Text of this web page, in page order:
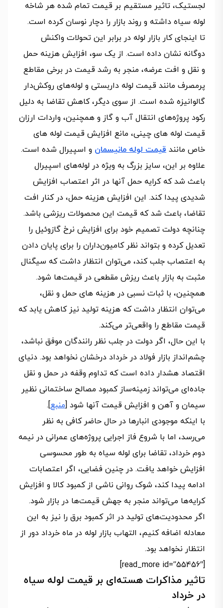
لجستیک، تاثیر مستقیم بر قیمت تمام شده هر شاخه
لوله سیاه داشته و روند بازار را دچار نوسان کرده است.
تا اینجای کار بازار لوله در برابر این تحولات واکنش
دوگانه نشان داده است. از یک سو، افزایش هزینه حمل
و نقل و افت عرضه، منجر به رشد قیمت در برخی مقاطع
پرمصرف مانند قیمت لوله داربستی و لوله‌های روکش‌دار
گالوانیزه شده است. از سوی دیگر، کاهش تقاضا به دلیل
رکود پروژه‌های انتقال آب و گاز و همچنین، واردات ارزان
قیمت لوله های چینی، مانع افزایش قیمت لوله های
خاص مانند قیمت لوله مانیسمان و اسپیرال شده است.
علاوه بر این، سایز بزرگ به ویژه در لوله‌های اسپیرال
باعث شد که کرایه حمل آنها در اثر اعتصاب افزایش
شدیدی پیدا کند. این افزایش هزینه حمل، در کنار افت
تقاضا، باعث شد که قیمت این محصولات ریزشی باشد.
چنانچه دولت تصمیم خود برای افزایش نرخ گازوئیل را
تعدیل کرده و بتواند نظر کامیون‌داران را برای پایان دادن
به اعتصاب جلب کند، می‌توان انتظار داشت که سیگنال
مثبت به بازار باعث ریزش مقطعی در قیمت‌ها شود.
همچنین، با ثبات نسبی در هزینه های حمل و نقل،
می‌توان انتظار داشت که هزینه تولید نیز کاهش یابد که
قیمت مقاطع را واقعی‌تر می‌کند.
با این حال، اگر دولت در جلب نظر رانندگان موفق نباشد،
چشم‌انداز بازار فولاد در خرداد درخشان نخواهد بود. دنیای
اقتصاد هشدار داده است که تداوم وقفه در حمل‌ و نقل
جاده‌ای می‌تواند زمینه‌‌‌‌‌ساز کمبود مصالح ساختمانی نظیر
سیمان و آهن و افزایش قیمت آنها شود [منبع].
با اینکه موجودی انبارها در حال حاضر کافی به نظر
می‌رسد، اما با شروع فاز اجرایی پروژه‌های عمرانی در نیمه
دوم خرداد، تقاضا برای لوله سیاه به طور محسوسی
افزایش خواهد یافت. در چنین فضایی، اگر اعتصابات
ادامه پیدا کند، شوک روانی ناشی از کمبود کالا و افزایش
کرایه‌ها می‌تواند منجر به جهش قیمت‌ها در بازار شود.
اگر محدودیت‌های تولید در اثر کمبود برق را نیز به این
معادله اضافه کنیم، التهاب بازار لوله در ماه خرداد دور از
انتظار نخواهد بود.
[read_more id=”55456″]
تاثیر مذاکرات هسته‌ای بر قیمت لوله سیاه
در خرداد